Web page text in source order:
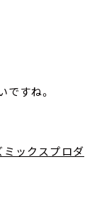
すね。
ミックスプロダ